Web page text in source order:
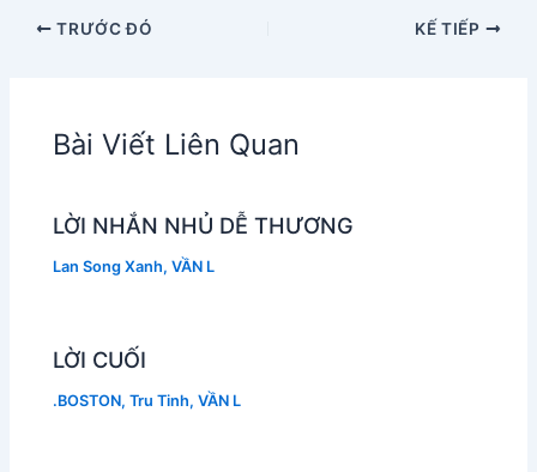
TRƯỚC ĐÓ KẾ TIẾP
Bài Viết Liên Quan
LỜI NHẮN NHỦ DỄ THƯƠNG
Lan Song Xanh,VẦN L
LỜI CUỐI
.BOSTON,Tru Tinh,VẦN L